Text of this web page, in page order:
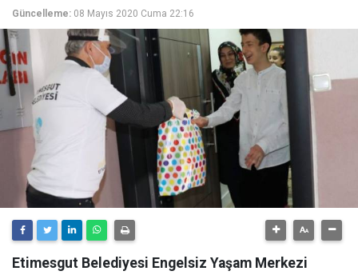
Güncelleme: 08 Mayıs 2020 Cuma 22:16
Etimesgut Belediyesi Engelsiz Yaşam Merkezi